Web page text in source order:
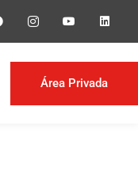
Área Privada